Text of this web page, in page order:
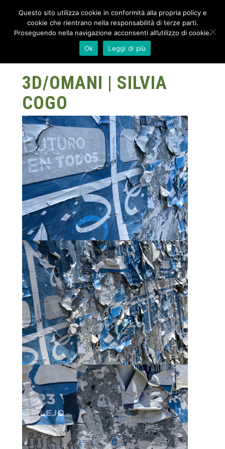
3D/OMANI | SILVIA
COGO
Questo sito utilizza cookie in conformità alla propria policy e
cookie che rientrano nella responsabilità di terze parti.
Proseguendo nella navigazione acconsenti all’utilizzo di cookie.
Ok
Leggi di più